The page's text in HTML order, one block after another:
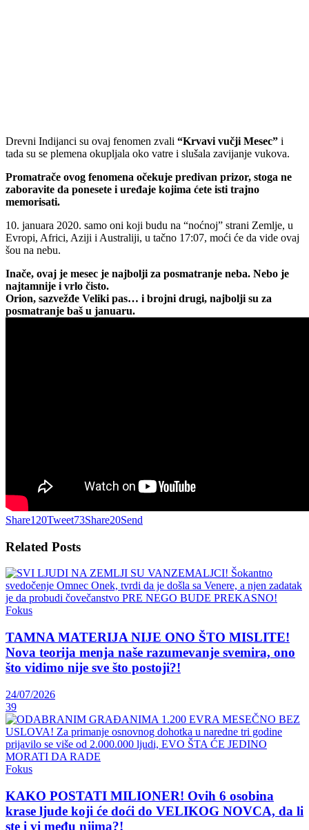
Drevni Indijanci su ovaj fenomen zvali “Krvavi vučji Mesec” i
tada su se plemena okupljala oko vatre i slušala zavijanje vukova.
Promatrače ovog fenomena očekuje predivan prizor, stoga ne
zaboravite da ponesete i uređaje kojima ćete isti trajno
memorisati.
10. januara 2020. samo oni koji budu na “noćnoj” strani Zemlje, u
Evropi, Africi, Aziji i Australiji, u tačno 17:07, moći će da vide ovaj
šou na nebu.
Inače, ovaj je mesec je najbolji za posmatranje neba. Nebo je
najtamnije i vrlo čisto.
Orion, sazvežđe Veliki pas… i brojni drugi, najbolji su za
posmatranje baš u januaru.
Share120Tweet73Share20Send
Related Posts
Fokus
TAMNA MATERIJA NIJE ONO ŠTO MISLITE!
Nova teorija menja naše razumevanje svemira, ono
što vidimo nije sve što postoji?!
24/07/2026
39
Fokus
KAKO POSTATI MILIONER! Ovih 6 osobina
krase ljude koji će doći do VELIKOG NOVCA, da li
ste i vi među njima?!